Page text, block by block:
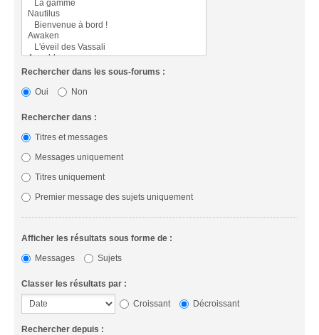
Rechercher dans les sous-forums :
Oui
Non
Rechercher dans :
Titres et messages
Messages uniquement
Titres uniquement
Premier message des sujets uniquement
Afficher les résultats sous forme de :
Messages
Sujets
Classer les résultats par :
Croissant
Décroissant
Rechercher depuis :